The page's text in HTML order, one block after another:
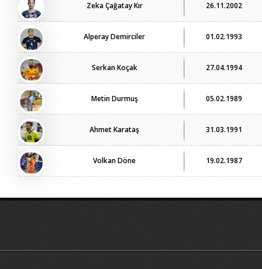
Zeka Çağatay Kır 26.11.2002
Alperay Demirciler 01.02.1993
Serkan Koçak 27.04.1994
Metin Durmuş 05.02.1989
Ahmet Karataş 31.03.1991
Volkan Döne 19.02.1987